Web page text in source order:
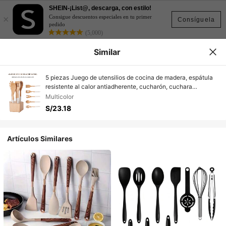
Consíguela
×
SHEIN-¡List@, descarga, con estilo!
Consigue descuentos especiales en tu primer
pedido
(5,000)
Similar
5 piezas Juego de utensilios de cocina de madera, espátula
resistente al calor antiadherente, cucharón, cuchara
ranurada, cuchara redonda, espátula ranurada, servidor de
pasta, tenedor de ensalada, utensilios de cocina, temporada
de bodas, Eid Al-Adha
Multicolor
S/23.18
Artículos Similares